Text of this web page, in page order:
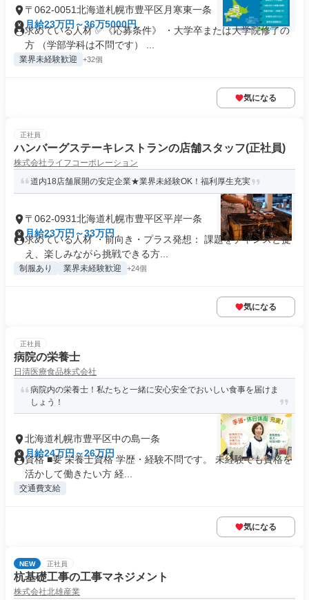
〒062-0051北海道札幌市豊平区月寒東一条
月給23万円～36万5000円
求めている人材 ✅《応募条件》 ・大学卒または大学院修了の
方 （学部学科は不問です） ...
業界未経験歓迎 +32個
気になる
正社員
ハンバーグステーキレストランの店舗スタッフ(正社員)
株式会社ライフコーポレーション
道内18店舗展開の安定企業★業界未経験OK！福利厚生充実
〒062-0931北海道札幌市豊平区平岸一条
月給23万円～33万円
求めている人材 ・前向き・プラス発想： 課題をチャンスと捉
え、楽しみながら挑戦できる方...
制服あり 業界未経験歓迎 +24個
気になる
正社員
病院の栄養士
日清医療食品株式会社
病院内の栄養士！私たちと一緒に安心安全でおいしい食事を届けま
しょう！
北海道札幌市豊平区中の島一条
月給24万円～26万円
資格 ■要 栄養士資格 学歴・経験不問です。 未経験でも資格を
活かして働きたい方 経...
交通費支給
気になる
NEW 正社員
杭基礎工事の工事マネジメント
株式会社北雄産業